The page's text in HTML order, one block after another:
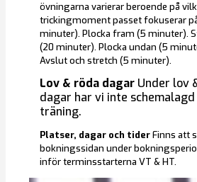
övningarna varierar beroende på
trickingmoment passet fokuserar
minuter). Plocka fram (5 minuter).
(20 minuter). Plocka undan (5
Avslut och stretch (5 minuter).
Lov & röda dagarUnder lov
dagar har vi inte schemalagd
träning.
Platser, dagar och tiderFinns att
bokningssidan under
inför terminsstarterna VT & HT.